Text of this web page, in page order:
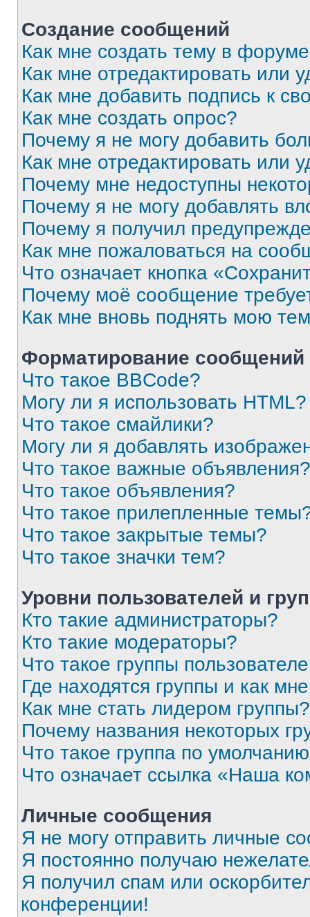
Создание сообщений
Как мне создать тему в
Как мне отредактировать или
Как мне добавить подпись к
Как мне создать опрос?
Почему я не могу добавить
Как мне отредактировать или
Почему мне недоступны
Почему я не могу добавлять
Почему я получил
Как мне пожаловаться на
Что означает кнопка
Почему моё сообщение
Как мне вновь поднять мою
Форматирование
Что такое BBCode?
Могу ли я использовать HTML?
Что такое смайлики?
Могу ли я добавлять
Что такое важные объявления?
Что такое объявления?
Что такое прилепленные
Что такое закрытые темы?
Что такое значки тем?
Уровни пользователей и
Кто такие администраторы?
Кто такие модераторы?
Что такое группы
Где находятся группы и как
Как мне стать лидером группы?
Почему названия некоторых
Что такое группа по
Что означает ссылка «Наша
Личные сообщения
Я не могу отправить личные
Я постоянно получаю
Я получил спам или
конференции!